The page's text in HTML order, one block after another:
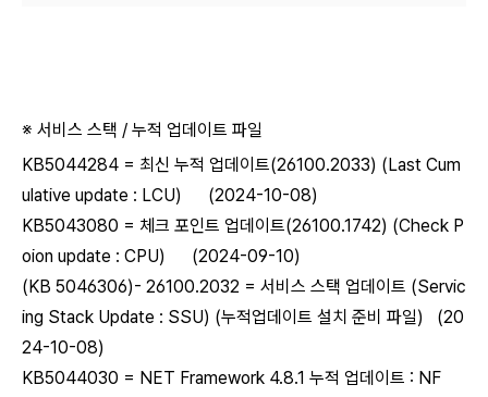
※ 서비스 스택 / 누적 업데이트 파일
KB5044284 = 최신 누적 업데이트(26100.2033) (Last Cum
ulative update : LCU) (2024-10-08)
KB5043080 = 체크 포인트 업데이트(26100.1742) (Check P
oion update : CPU) (2024-09-10)
(KB 5046306)- 26100.2032 = 서비스 스택 업데이트 (Servic
ing Stack Update : SSU) (누적업데이트 설치 준비 파일) (20
24-10-08)
KB5044030 = NET Framework 4.8.1 누적 업데이트 : NF